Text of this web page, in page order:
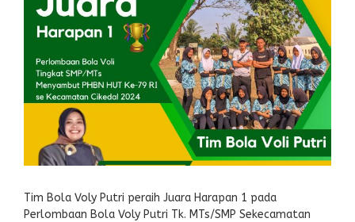
Tim Bola Voly Putri peraih Juara Harapan 1 pada
Perlombaan Bola Voly Putri Tk. MTs/SMP Sekecamatan